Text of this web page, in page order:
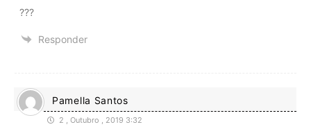
???
Responder
Pamella Santos
2 , Outubro , 2019 3:32